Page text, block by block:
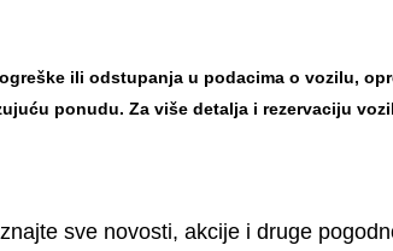
ili odstupanja u podacima o vozilu,
ponudu. Za više detalja i rezervaciju
sve novosti, akcije i druge